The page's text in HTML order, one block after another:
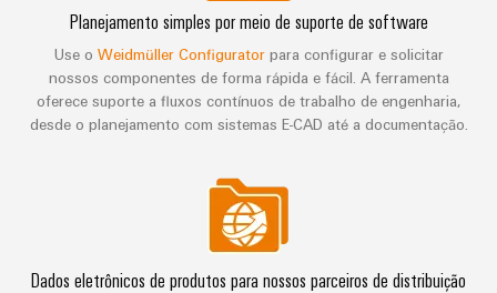
Planejamento simples por meio de suporte de software
Use o Weidmüller Configuratorpara configurar e solicitar
nossos componentes de forma rápida e fácil. A ferramenta
oferece suporte a fluxos contínuos de trabalho de engenharia,
desde o planejamento com sistemas E-CAD até a documentação.
Dados eletrônicos de produtos para nossos parceiros de distribuição